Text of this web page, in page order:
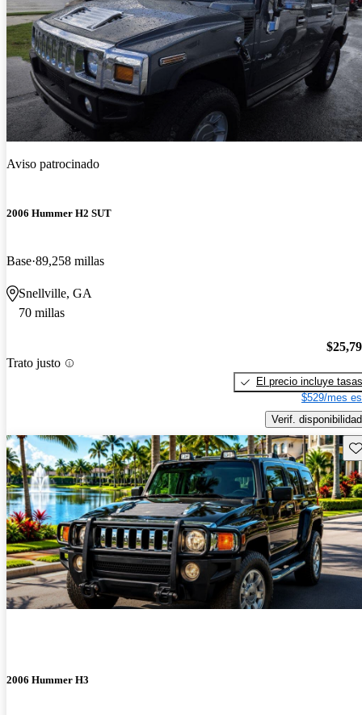
Aviso patrocinado
2006 Hummer H2 SUT
Base 89,258 millas
Snellville, GA
70 millas
Trato justo
El precio incluye tasas
$529/mes
Verif. disponibilidad
2006 Hummer H3